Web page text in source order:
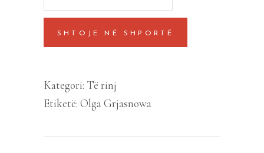
është
i
SHTOJE NË SHPORTË
Kategori: Të rinj
Etiketë: Olga Grjasnowa